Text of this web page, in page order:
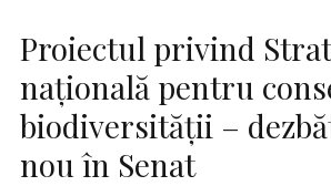
Proiectul privind
naţională pentru
biodiversităţii –
nou în Senat